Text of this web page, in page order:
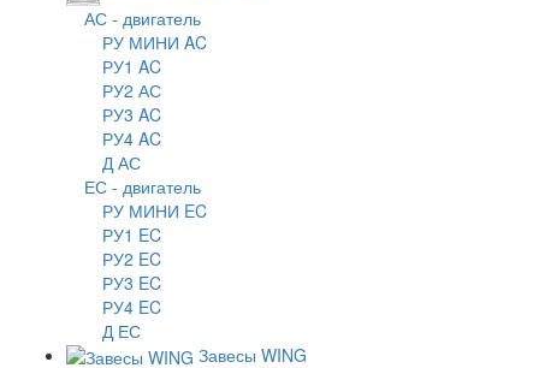
АС - двигатель
РУ МИНИ AC
РУ1 AC
РУ2 АС
РУ3 AC
РУ4 AC
Д АС
ЕС - двигатель
РУ МИНИ EC
РУ1 EC
РУ2 EC
РУ3 EC
РУ4 EC
Д ЕС
Завесы WING